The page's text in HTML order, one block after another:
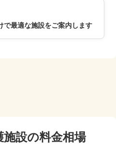
で最適な施設をご案内します
施設の料金相場